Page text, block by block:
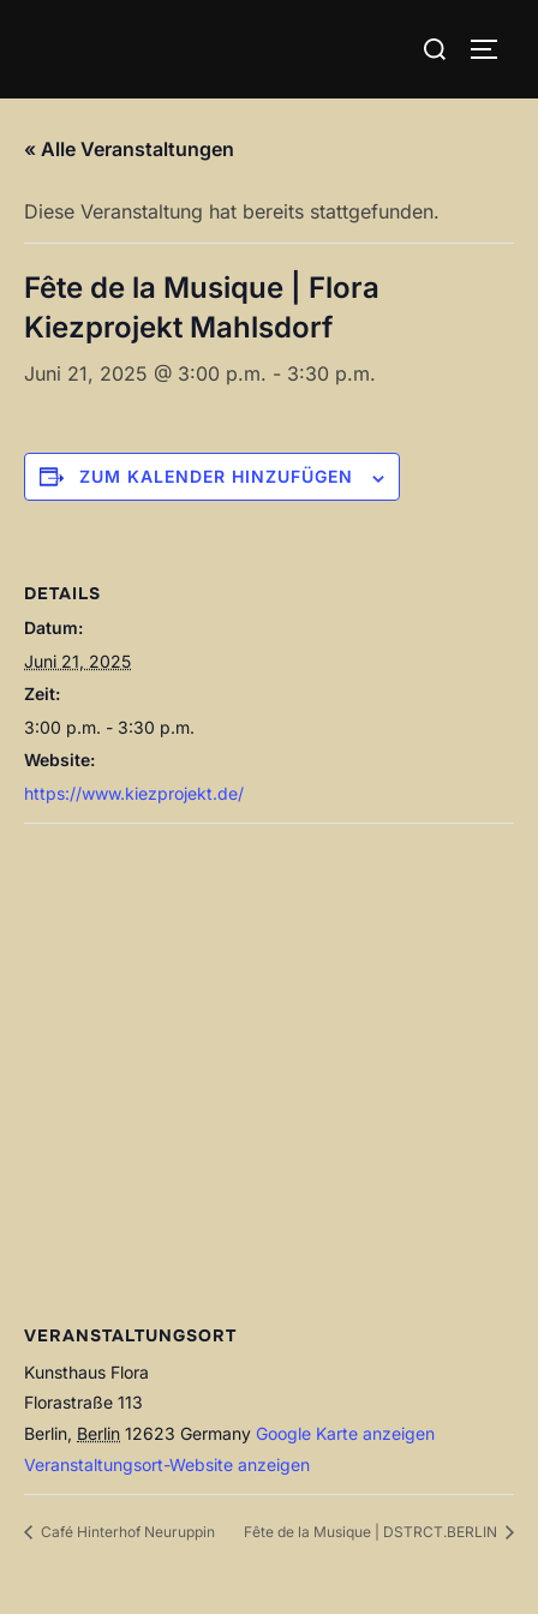
Suchen
« Alle Veranstaltungen
Diese Veranstaltung hat bereits stattgefunden.
Fête de la Musique | Flora
Kiezprojekt Mahlsdorf
Juni 21, 2025 @ 3:00 p.m. - 3:30 p.m.
ZUM KALENDER HINZUFÜGEN
DETAILS
Datum:
Juni 21, 2025
Zeit:
3:00 p.m. - 3:30 p.m.
Website:
https://www.kiezprojekt.de/
VERANSTALTUNGSORT
Kunsthaus Flora
Florastraße 113
Berlin, Berlin 12623 Germany Google Karte anzeigen
Veranstaltungsort-Website anzeigen
Café Hinterhof Neuruppin Fête de la Musique | DSTRCT.BERLIN